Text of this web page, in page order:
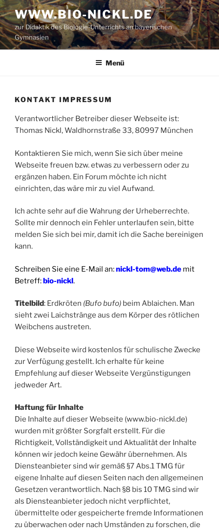
Zum
Inhalt
springen
WWW.BIO-NICKL.DE
zur Didaktik des Biologie-Unterrichts an bayerischen
Gymnasien
Menü
KONTAKT IMPRESSUM
Verantwortlicher Betreiber dieser Webseite ist:
Thomas Nickl, Waldhornstraße 33, 80997 München
Kontaktieren Sie mich, wenn Sie sich über meine
Webseite freuen bzw. etwas zu verbessern oder zu
ergänzen haben. Ein Forum möchte ich nicht
einrichten, das wäre mir zu viel Aufwand.
Ich achte sehr auf die Wahrung der Urheberrechte.
Sollte mir dennoch ein Fehler unterlaufen sein, bitte
melden Sie sich bei mir, damit ich die Sache bereinigen
kann.
Schreiben Sie eine E-Mail an:nickl-tom@web.de mit
Betreff:bio-nickl.
Titelbild: Erdkröten (Bufo bufo) beim Ablaichen. Man
sieht zwei Laichstränge aus dem Körper des rötlichen
Weibchens austreten.
Diese Webseite wird kostenlos für schulische Zwecke
zur Verfügung gestellt. Ich erhalte für keine
Empfehlung auf dieser Webseite Vergünstigungen
jedweder Art.
Haftung für Inhalte
Die Inhalte auf dieser Webseite (www.bio-nickl.de)
wurden mit größter Sorgfalt erstellt. Für die
Richtigkeit, Vollständigkeit und Aktualität der Inhalte
können wir jedoch keine Gewähr übernehmen. Als
Diensteanbieter sind wir gemäß §7 Abs.1 TMG für
eigene Inhalte auf diesen Seiten nach den allgemeinen
Gesetzen verantwortlich. Nach §8 bis 10 TMG sind wir
als Diensteanbieter jedoch nicht verpflichtet,
übermittelte oder gespeicherte fremde Informationen
zu überwachen oder nach Umständen zu forschen, die